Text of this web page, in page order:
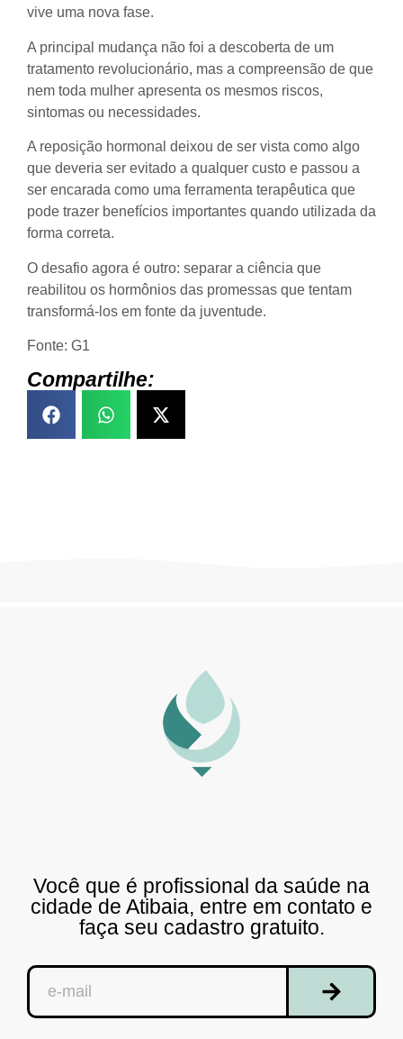
vive uma nova fase.
A principal mudança não foi a descoberta de um
tratamento revolucionário, mas a compreensão de que
nem toda mulher apresenta os mesmos riscos,
sintomas ou necessidades.
A reposição hormonal deixou de ser vista como algo
que deveria ser evitado a qualquer custo e passou a
ser encarada como uma ferramenta terapêutica que
pode trazer benefícios importantes quando utilizada da
forma correta.
O desafio agora é outro: separar a ciência que
reabilitou os hormônios das promessas que tentam
transformá-los em fonte da juventude.
Fonte: G1
Compartilhe:
Você que é profissional da saúde na
cidade de Atibaia, entre em contato e
faça seu cadastro gratuito.